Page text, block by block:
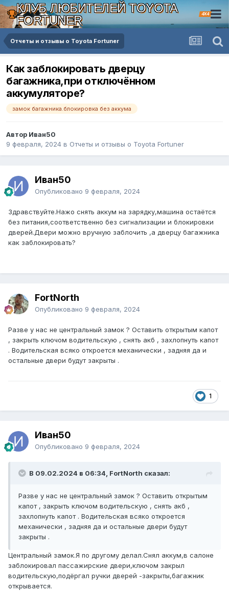
КЛУБ ЛЮБИТЕЛЕЙ TOYOTA
FORTUNER
4X4
Отчеты и отзывы о Toyota Fortuner
Как заблокировать дверцу
багажника,при отключённом
аккумуляторе?
замок багажника.блокировка без аккума
Автор Иван50
9 февраля, 2024 в Отчеты и отзывы о Toyota Fortuner
Иван50
Опубликовано 9 февраля, 2024
Здравствуйте.Нажо снять аккум на зарядку,машина остаётся
без питания,соответственно без сигнализации и блокировки
дверей.Двери можно вручную заблочить ,а дверцу багажника
как заблокировать?
FоrtNorth
Опубликовано 9 февраля, 2024
Разве у нас не центральный замок ? Оставить открытым капот
, закрыть ключом водительскую , снять акб , захлопнуть капот
. Водительская всяко откроется механически , задняя да и
остальные двери будут закрыты .
1
Иван50
Опубликовано 9 февраля, 2024
В 09.02.2024 в 06:34, FоrtNorth сказал:
Разве у нас не центральный замок ? Оставить открытым
капот , закрыть ключом водительскую , снять акб ,
захлопнуть капот . Водительская всяко откроется
механически , задняя да и остальные двери будут
закрыты .
Центральный замок.Я по другому делал.Снял аккум,в салоне
заблокировал пассажирские двери,ключом закрыл
водительскую,подёргал ручки дверей -закрыты,багажник
открывается.